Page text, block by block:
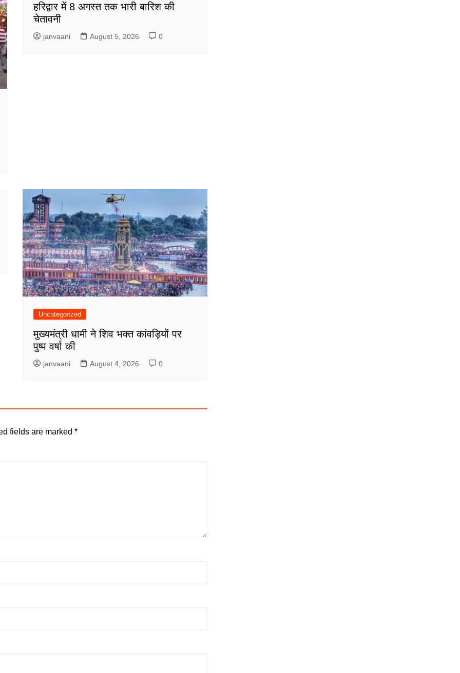
हरिद्वार में 8 अगस्त तक भारी बारिश की
चेतावनी
janvaani August 5, 2026 0
Uncategorized
मुख्यमंत्री धामी ने शिव भक्त कांवड़ियों पर
पुष्प वर्षा की
janvaani August 4, 2026 0
fields are marked *